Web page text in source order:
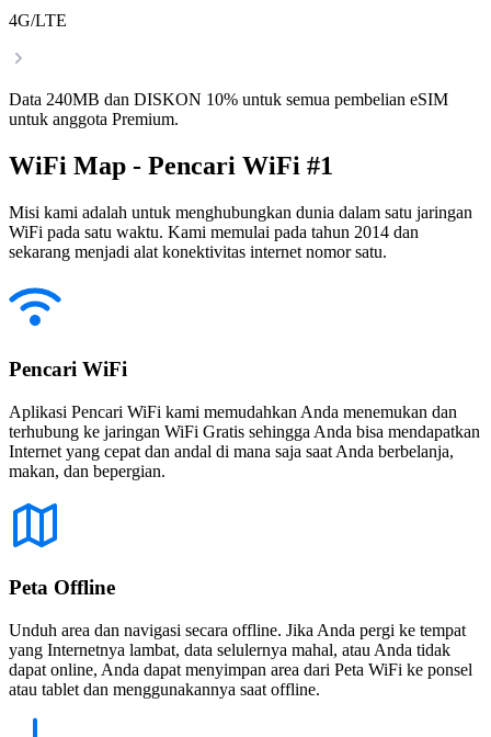
4G/LTE
Data 240MB dan DISKON 10% untuk semua pembelian eSIM
untuk anggota Premium.
WiFi Map - Pencari WiFi #1
Misi kami adalah untuk menghubungkan dunia dalam satu jaringan
WiFi pada satu waktu. Kami memulai pada tahun 2014 dan
sekarang menjadi alat konektivitas internet nomor satu.
Pencari WiFi
Aplikasi Pencari WiFi kami memudahkan Anda menemukan dan
terhubung ke jaringan WiFi Gratis sehingga Anda bisa mendapatkan
Internet yang cepat dan andal di mana saja saat Anda berbelanja,
makan, dan bepergian.
Peta Offline
Unduh area dan navigasi secara offline. Jika Anda pergi ke tempat
yang Internetnya lambat, data selulernya mahal, atau Anda tidak
dapat online, Anda dapat menyimpan area dari Peta WiFi ke ponsel
atau tablet dan menggunakannya saat offline.